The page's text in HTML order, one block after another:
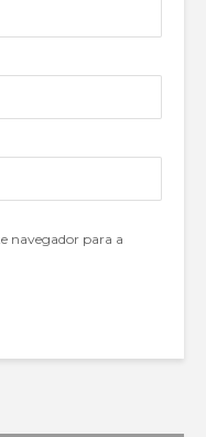
navegador para a